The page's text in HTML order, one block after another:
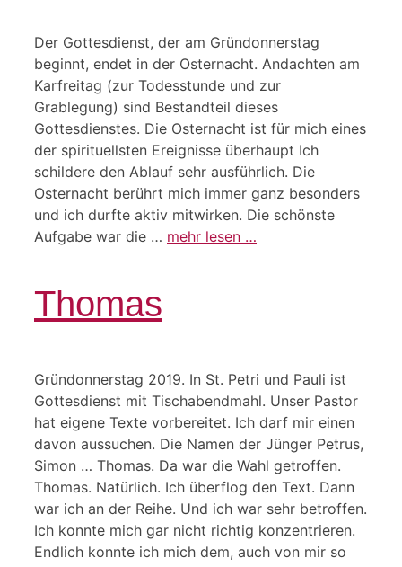
Der Gottesdienst, der am Gründonnerstag
beginnt, endet in der Osternacht. Andachten am
Karfreitag (zur Todesstunde und zur
Grablegung) sind Bestandteil dieses
Gottesdienstes. Die Osternacht ist für mich eines
der spirituellsten Ereignisse überhaupt Ich
schildere den Ablauf sehr ausführlich. Die
Osternacht berührt mich immer ganz besonders
und ich durfte aktiv mitwirken. Die schönste
Aufgabe war die … mehr lesen …
Thomas
Gründonnerstag 2019. In St. Petri und Pauli ist
Gottesdienst mit Tischabendmahl. Unser Pastor
hat eigene Texte vorbereitet. Ich darf mir einen
davon aussuchen. Die Namen der Jünger Petrus,
Simon … Thomas. Da war die Wahl getroffen.
Thomas. Natürlich. Ich überflog den Text. Dann
war ich an der Reihe. Und ich war sehr betroffen.
Ich konnte mich gar nicht richtig konzentrieren.
Endlich konnte ich mich dem, auch von mir so